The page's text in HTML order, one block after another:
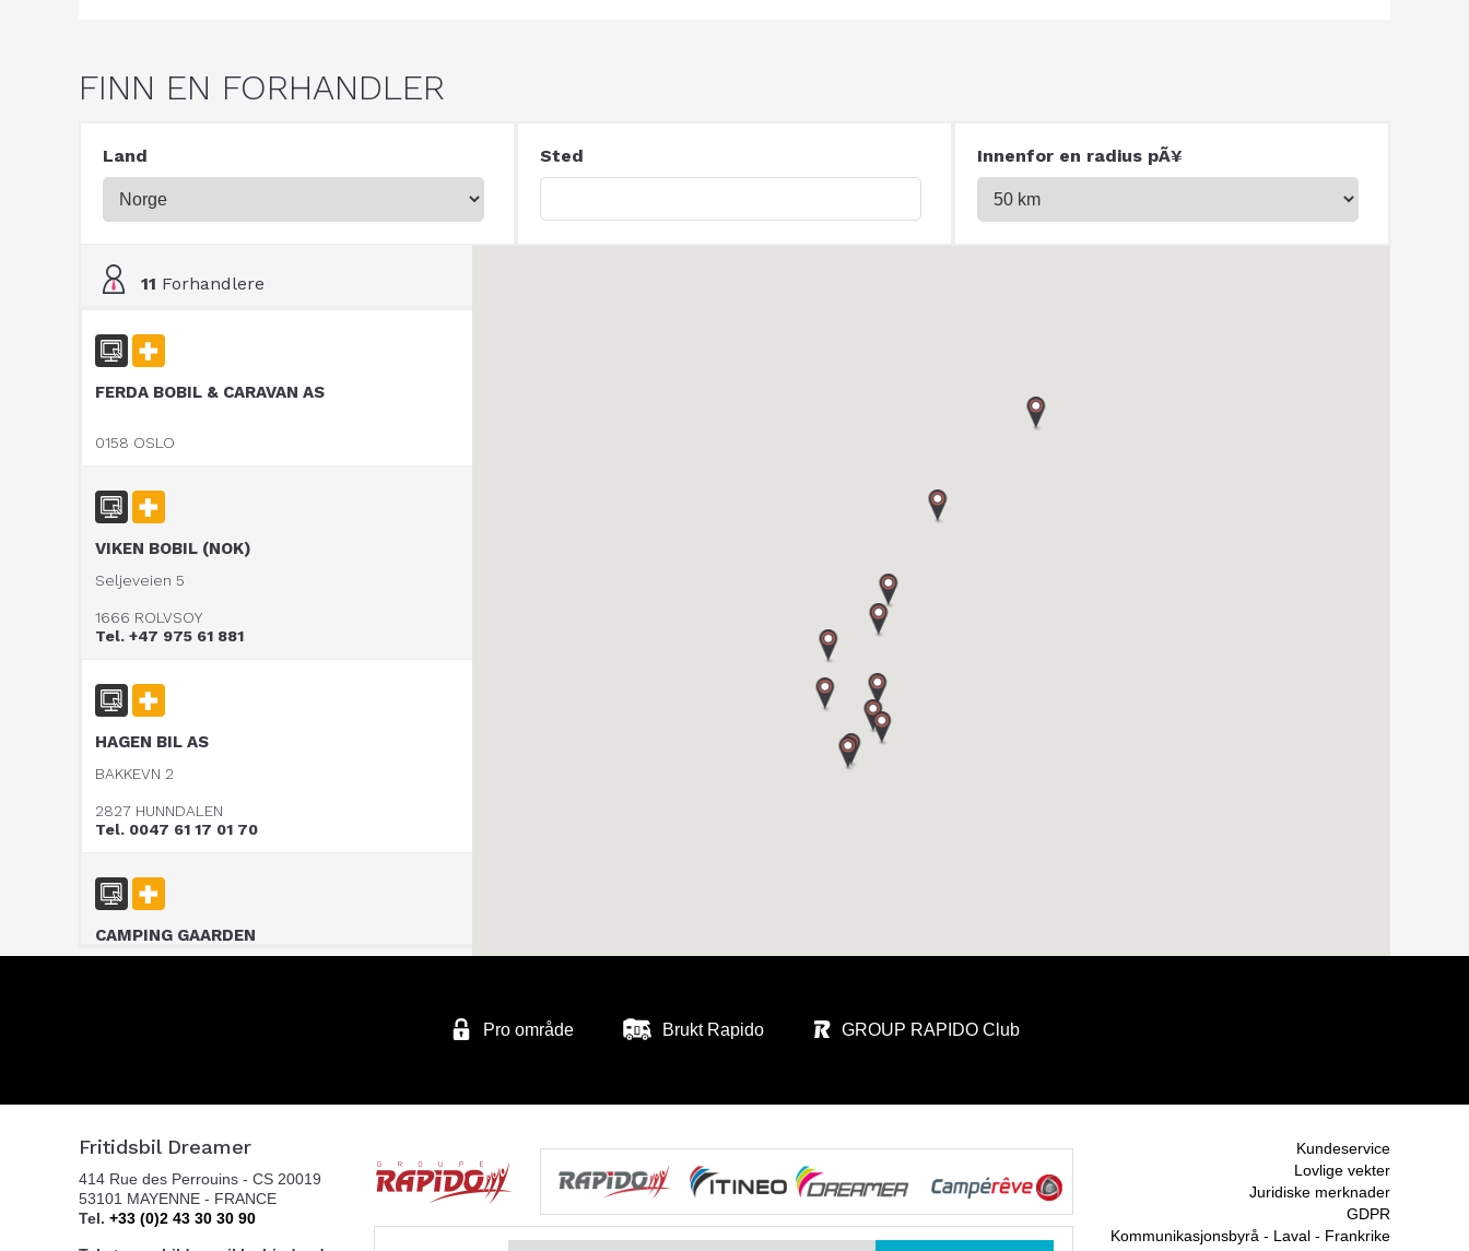
FINN EN FORHANDLER
Land Sted Innenfor en radius pÃ¥
11 Forhandlere
FERDA BOBIL & CARAVAN AS
0158 OSLO
VIKEN BOBIL (NOK)
Seljeveien 5
1666 ROLVSOY
Tel. +47 975 61 881
HAGEN BIL AS
BAKKEVN 2
2827 HUNNDALEN
Tel. 0047 61 17 01 70
CAMPING GAARDEN
4790 LILLESAND
Tel. +4797311000
Pro område Brukt Rapido GROUP RAPIDO Club
Fritidsbil Dreamer
414 Rue des Perrouins - CS 20019
53101 MAYENNE - FRANCE
Tel. +33 (0)2 43 30 30 90
Kundeservice
Lovlige vekter
Juridiske merknader
GDPR
Kommunikasjonsbyrå - Laval - Frankrike